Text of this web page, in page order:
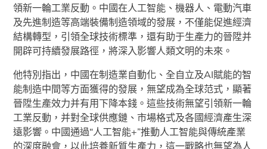
領新一輪工業反動。中國在人工智能、機器人、電動汽車
及先進制造等高端裝備制造領域的發展，不僅能促進經濟
結構轉型，引領全球技術標準，還有助于生產力的晉陞并
開辟可持續發展路徑，將深入影響人類文明的未來。
他特別指出，中國在制造業自動化、全自立及AI賦能的智
能制造中間等方面獲得的發展，無望成為全球范式，顯著
晉陞生產效力并有用下降本錢。這些技術無望引領新一輪
工業反動，并對全球供應鏈、市場格式及各國經濟產生深
遠影響。中國通過“人工智能+”推動人工智能與傳統產業
的深度融會，以此培養新質生產力，這一戰略也無望為人